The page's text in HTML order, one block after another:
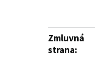
Zmluvná
strana: